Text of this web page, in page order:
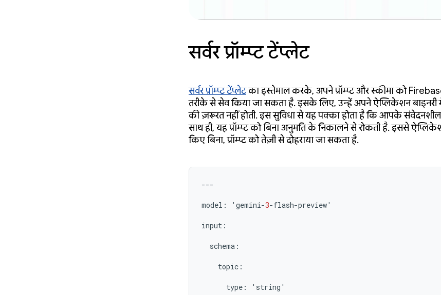
सर्वर प्रॉम्प्ट टेंप्लेट
सर्वर प्रॉम्प्ट टेंप्लेटका इस्तेमाल करके, अपने प्रॉम्प्ट और स्कीमा को Firebase
तरीके से सेव किया जा सकता है. इसके लिए, उन्हें अपने ऐप्लिकेशन बाइनरी
की ज़रूरत नहीं होती. इस सुविधा से यह पक्का होता है कि आपके संवेदनशील
साथ ही, यह प्रॉम्प्ट को बिना अनुमति के निकालने से रोकती है. इससे
किए बिना, प्रॉम्प्ट को तेज़ी से दोहराया जा सकता है.
---
model : ' gemini-3-flash-preview'
input :
schema :
topic :
type : ' string '